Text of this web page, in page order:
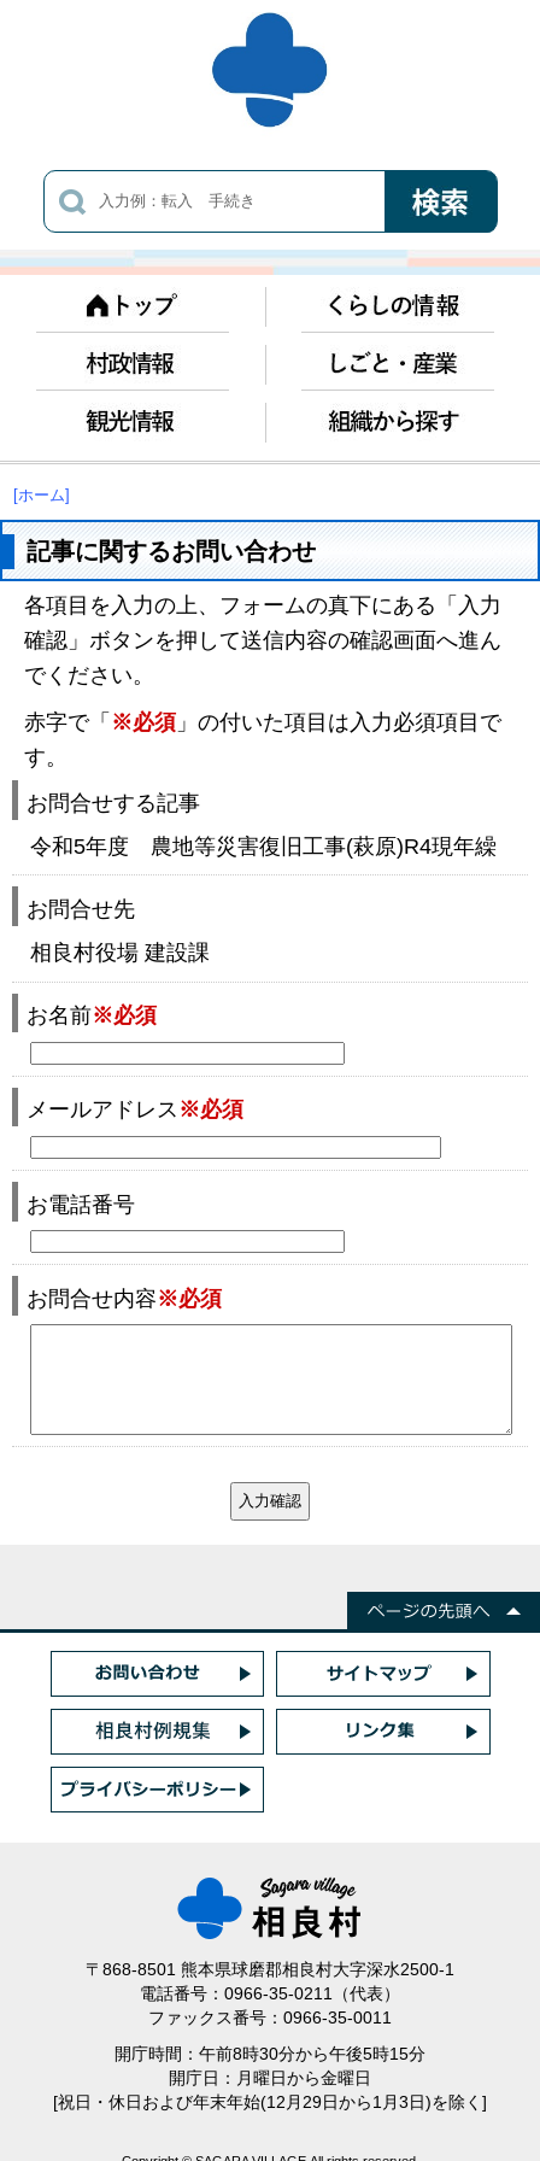
[ホーム]
記事に関するお問い合わせ
各項目を入力の上、フォームの真下にある「入力
確認」ボタンを押して送信内容の確認画面へ進ん
でください。
赤字で「 ※必須 」の付いた項目は入力必須項目で
す。
お問合せする記事
令和5年度 農地等災害復旧工事(萩原)R4現年繰
お問合せ先
相良村役場 建設課
お名前※必須
メールアドレス※必須
お電話番号
お問合せ内容※必須
〒868-8501 熊本県球磨郡相良村大字深水2500-1
電話番号：0966-35-0211（代表）
ファックス番号：0966-35-0011
開庁時間：午前8時30分から午後5時15分
開庁日：月曜日から金曜日
[祝日・休日および年末年始(12月29日から1月3日)を除く]